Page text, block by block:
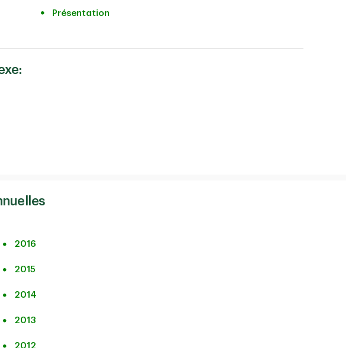
Présentation
2016
2015
2014
2013
2012